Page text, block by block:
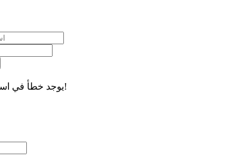
يوجد خطأ في اسم المستخدم أو كلمة المرور!